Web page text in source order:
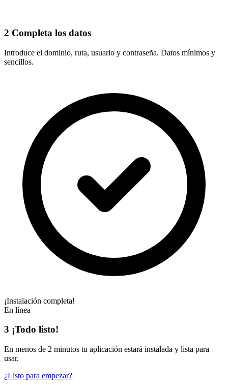
2 Completa los datos
Introduce el dominio, ruta, usuario y contraseña. Datos mínimos y
sencillos.
¡Instalación completa!
En línea
3 ¡Todo listo!
En menos de 2 minutos tu aplicación estará instalada y lista para
usar.
¿Listo para empezar?